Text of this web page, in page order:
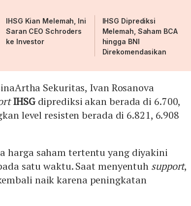
IHSG Kian Melemah, Ini
Saran CEO Schroders
ke Investor
IHSG Diprediksi
Melemah, Saham BCA
hingga BNI
Direkomendasikan
Sekuritas, Ivan Rosanova
IHSGdiprediksi akan berada di 6.700,
level resisten berada di 6.821, 6.908
harga saham tertentu yang diyakini
satu waktu. Saat menyentuh support,
naik karena peningkatan